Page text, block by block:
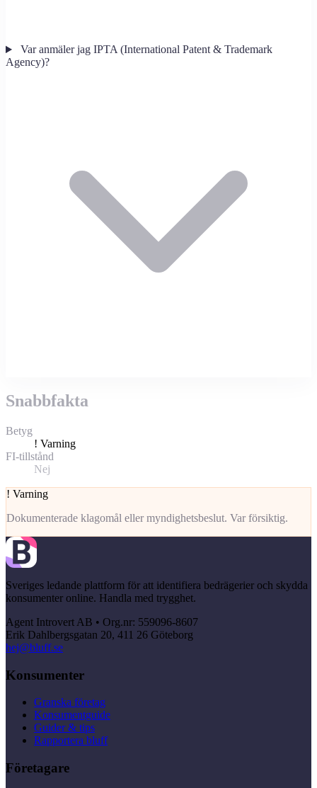
Var anmäler jag IPTA (International Patent & Trademark
Agency)?
Snabbfakta
Betyg
! Varning
FI-tillstånd
Nej
! Varning
Dokumenterade klagomål eller myndighetsbeslut. Var försiktig.
Sveriges ledande plattform för att identifiera bedrägerier och skydda
konsumenter online. Handla med trygghet.
Agent Introvert AB • Org.nr: 559096-8607
Erik Dahlbergsgatan 20, 411 26 Göteborg
hej@bluff.se
Konsumenter
Granska företag
Konsumentguide
Guider & tips
Rapportera bluff
Företagare